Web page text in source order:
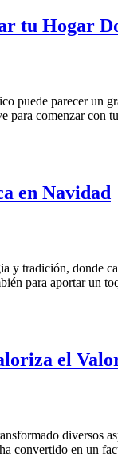
tu Hogar
puede parecer un
para comenzar con
en Navidad
y tradición, donde
para aportar un
el
diversos
convertido en un